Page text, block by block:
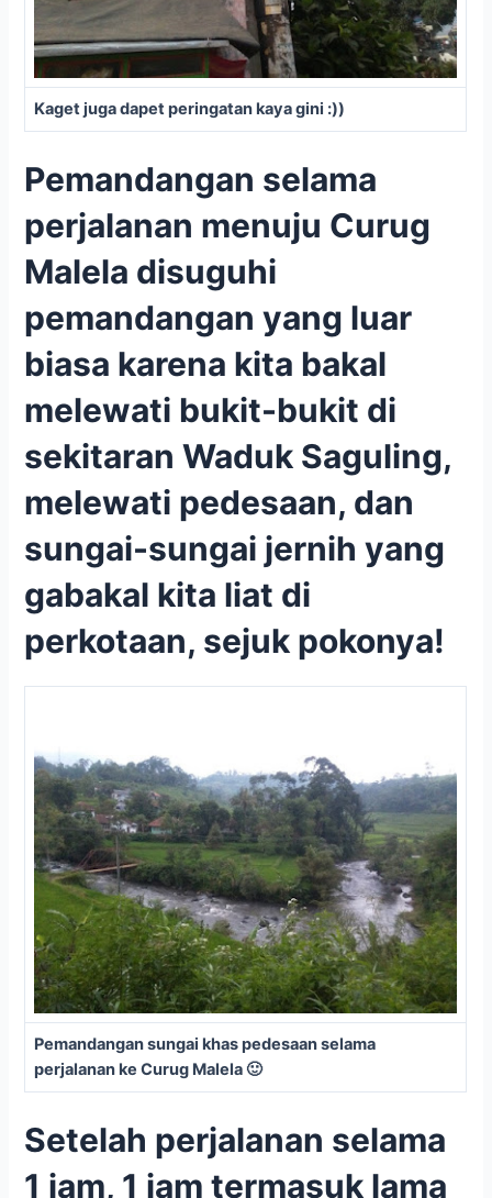
Kaget juga dapet peringatan kaya gini :))
Pemandangan selama
perjalanan menuju Curug
Malela disuguhi
pemandangan yang luar
biasa karena kita bakal
melewati bukit-bukit di
sekitaran Waduk Saguling,
melewati pedesaan, dan
sungai-sungai jernih yang
gabakal kita liat di
perkotaan, sejuk pokonya!
Pemandangan sungai khas pedesaan selama
perjalanan ke Curug Malela 🙂
Setelah perjalanan selama
1 jam, 1 jam termasuk lama